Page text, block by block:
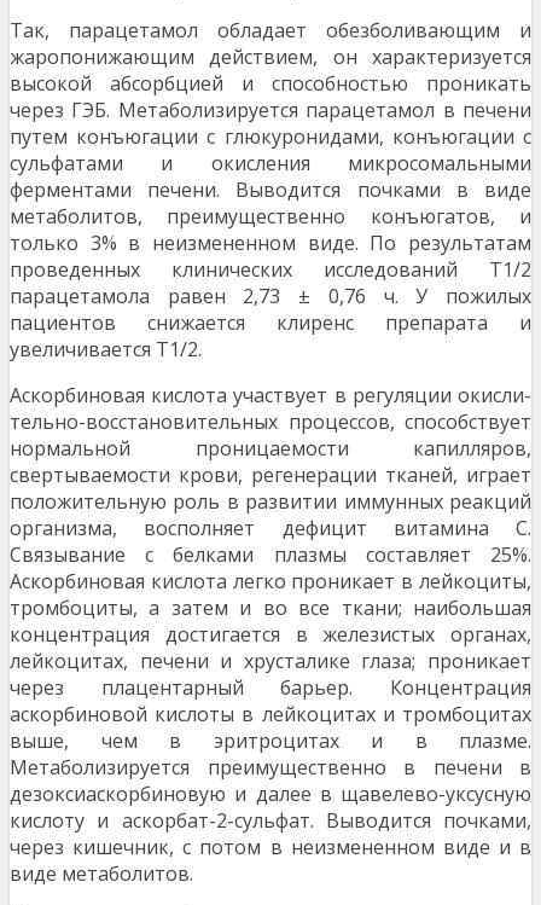
Так, парацетамол обладает обезболивающим и
жаро­понижающим действием, он характеризуется
высокой абсорбцией и способностью проникать
через ГЭБ. Метаболизируется парацетамол в печени
путем конъюга­ции с глюкуронидами, конъюгации с
сульфатами и окис­ления микросомальными
ферментами печени. Выводится почками в виде
метаболитов, преимущественно конъюгатов, и
только 3% в неизмененном виде. По результатам
проведенных клинических исследований T1/2
парацета­мола равен 2,73 ± 0,76 ч. У пожилых
пациентов снижается клиренс препарата и
увеличивается T1/2.
Аскорбиновая кислота участвует в регуляции окисли­
тельно-восстановительных процессов, способствует
нор­мальной проницаемости капилляров,
свертываемости крови, регенерации тканей, играет
положительную роль в развитии иммунных реакций
организма, восполняет дефи­цит витамина С.
Связывание с белками плазмы составляет 25%.
Аскорбиновая кислота легко проникает в лейкоциты,
тромбоциты, а затем и во все ткани; наибольшая
концен­трация достигается в железистых органах,
лейкоцитах, печени и хрусталике глаза; проникает
через плацентар­ный барьер. Концентрация
аскорбиновой кислоты в лейко­цитах и тромбоцитах
выше, чем в эритроцитах и в плазме.
Метаболизируется преимущественно в печени в
дезоксиаскорбиновую и далее в щавелево-уксусную
кислоту и аскорбат-2-сульфат. Выводится почками,
через кишечник, с потом в неизмененном виде и в
виде метаболитов.